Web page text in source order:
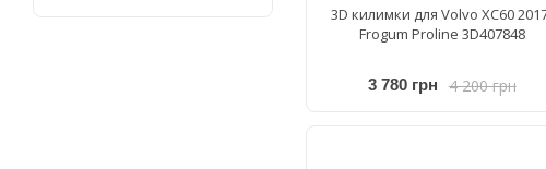
3D килимки для Volvo XC60
Frogum Proline 3D407848
4 200 грн
3 780 грн